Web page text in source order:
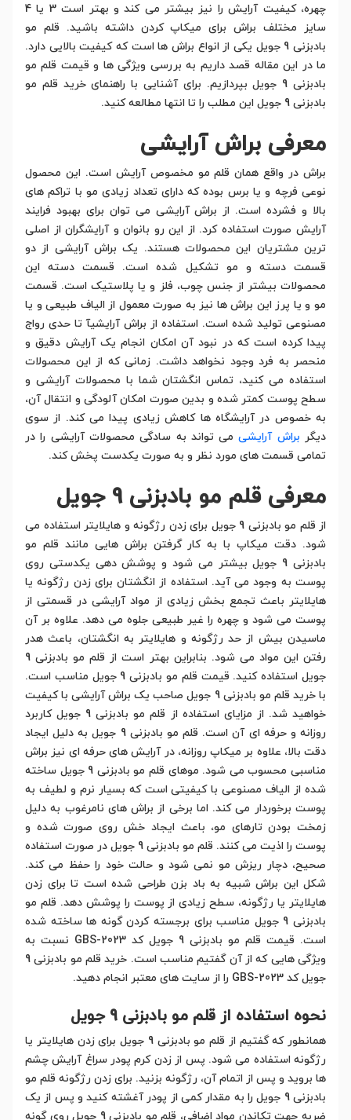
چهره، کیفیت آرایش را نیز بیشتر می کند و بهتر است 3 یا 4
سایز مختلف براش برای میکاپ کردن داشته باشید. قلم مو
بادبزنی 9 جویل یکی از انواع براش ها است که کیفیت بالایی دارد.
ما در این مقاله قصد داریم به بررسی ویژگی ها و قیمت قلم مو
بادبزنی 9 جویل بپردازیم. برای آشنایی با راهنمای خرید قلم مو
بادبزنی 9 جویل این مطلب را تا انتها مطالعه کنید.
معرفی براش آرایشی
براش در واقع همان قلم مو مخصوص آرایش است. این محصول
نوعی فرچه و یا برس بوده که دارای تعداد زیادی مو با تراکم های
بالا و فشرده است. از براش آرایشی می توان برای بهبود فرایند
آرایش صورت استفاده کرد. از این رو بانوان و آرایشگران از اصلی
ترین مشتریان این محصولات هستند. یک براش آرایشی از دو
قسمت دسته و مو تشکیل شده است. قسمت دسته این
محصولات بیشتر از جنس چوب، فلز و یا پلاستیک است. قسمت
مو و یا پرز این براش ها نیز به صورت معمول از الیاف طبیعی و یا
مصنوعی تولید شده است. استفاده از براش آرایشیآ تا حدی رواج
پیدا کرده است که در نبود آن امکان انجام یک آرایش دقیق و
منحصر به فرد وجود نخواهد داشت. زمانی که از این محصولات
استفاده می کنید، تماس انگشتان شما با محصولات آرایشی و
سطح پوست کمتر شده و بدین صورت امکان آلودگی و انتقال آن،
به خصوص در آرایشگاه ها کاهش زیادی پیدا می کند. از سوی
دیگر براش آرایشیمی تواند به سادگی محصولات آرایشی را در
تمامی قسمت های مورد نظر و به صورت یکدست پخش کند.
معرفی قلم مو بادبزنی 9 جویل
از قلم مو بادبزنی 9 جویل برای زدن رژگونه و هایلایتر استفاده می
شود. دقت میکاپ با به کار گرفتن براش هایی مانند قلم مو
بادبزنی 9 جویل بیشتر می شود و پوشش دهی یکدستی روی
پوست به وجود می آید. استفاده از انگشتان برای زدن رژگونه یا
هایلایتر باعث تجمع بخش زیادی از مواد آرایشی در قسمتی از
پوست می شود و چهره را غیر طبیعی جلوه می دهد. علاوه بر آن
ماسیدن بیش از حد رژگونه و هایلایتر به انگشتان، باعث هدر
رفتن این مواد می شود. بنابراین بهتر است از قلم مو بادبزنی 9
جویل استفاده کنید. قیمت قلم مو بادبزنی 9 جویل مناسب است.
با خرید قلم مو بادبزنی 9 جویل صاحب یک براش آرایشی با کیفیت
خواهید شد. از مزایای استفاده از قلم مو بادبزنی 9 جویل کاربرد
روزانه و حرفه ای آن است. قلم مو بادبزنی 9 جویل به دلیل ایجاد
دقت بالا، علاوه بر میکاپ روزانه، در آرایش های حرفه ای نیز براش
مناسبی محسوب می شود. موهای قلم مو بادبزنی 9 جویل ساخته
شده از الیاف مصنوعی با کیفیتی است که بسیار نرم و لطیف به
پوست برخوردار می کند. اما برخی از براش های نامرغوب به دلیل
زمخت بودن تارهای مو، باعث ایجاد خش روی صورت شده و
پوست را اذیت می کنند. قلم مو بادبزنی 9 جویل در صورت استفاده
صحیح، دچار ریزش مو نمی شود و حالت خود را حفظ می کند.
شکل این براش شبیه به باد بزن طراحی شده است تا برای زدن
هایلایتر یا رژگونه، سطح زیادی از پوست را پوشش دهد. قلم مو
بادبزنی 9 جویل مناسب برای برجسته کردن گونه ها ساخته شده
است. قیمت قلم مو بادبزنی 9 جویل کد GBS-2023 نسبت به
ویژگی هایی که از آن گفتیم مناسب است. خرید قلم مو بادبزنی 9
جویل کد GBS-2023 را از سایت های معتبر انجام دهید.
نحوه استفاده از قلم مو بادبزنی 9 جویل
همانطور که گفتیم از قلم مو بادبزنی 9 جویل برای زدن هایلایتر یا
رژگونه استفاده می شود. پس از زدن کرم پودر سراغ آرایش چشم
ها بروید و پس از اتمام آن، رژگونه بزنید. برای زدن رژگونه قلم مو
بادبزنی 9 جویل را به مقدار کمی از پودر آغشته کنید و پس از یک
ضربه جهت تکاندن مواد اضافی، قلم مو بادبزنی 9 جویل روی گونه